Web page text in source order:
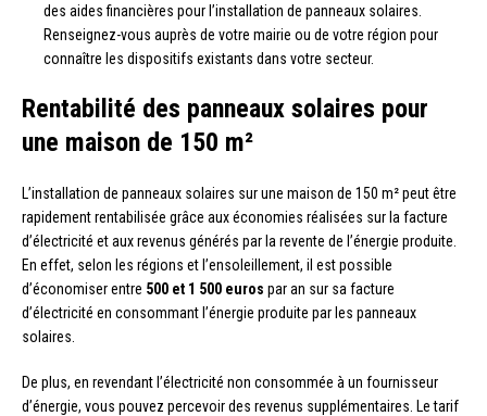
des aides financières pour l’installation de panneaux solaires.
Renseignez-vous auprès de votre mairie ou de votre région pour
connaître les dispositifs existants dans votre secteur.
Rentabilité des panneaux solaires pour
une maison de 150 m²
L’installation de panneaux solaires sur une maison de 150 m² peut être
rapidement rentabilisée grâce aux économies réalisées sur la facture
d’électricité et aux revenus générés par la revente de l’énergie produite.
En effet, selon les régions et l’ensoleillement, il est possible
d’économiser entre 500 et 1 500 euros par an sur sa facture
d’électricité en consommant l’énergie produite par les panneaux
solaires.
De plus, en revendant l’électricité non consommée à un fournisseur
d’énergie, vous pouvez percevoir des revenus supplémentaires. Le tarif